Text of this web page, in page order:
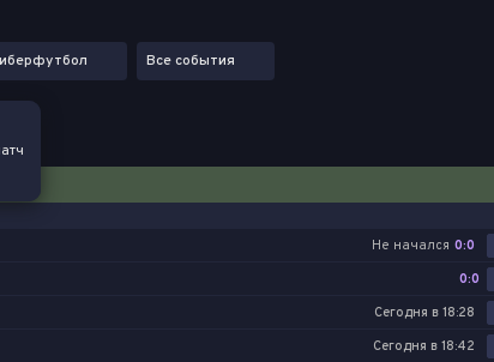
Войти
Все события
Не начался 0:0
0:0
Сегодня в 18:28
Сегодня в 18:42